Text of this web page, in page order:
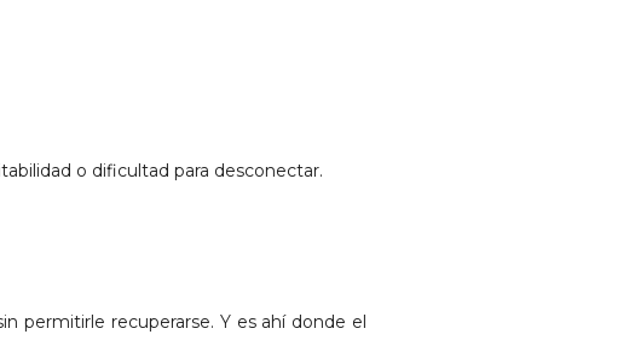
o dificultad para desconectar.
permitirle recuperarse. Y es ahí donde el